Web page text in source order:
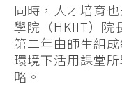
同時，人才培育
學院（HKIIT）院
第二年由師生組
環境下活用課堂
略。